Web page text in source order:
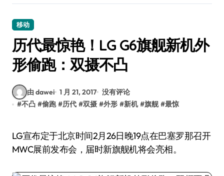
移动
历代最惊艳！LG G6旗舰新机外
形偷跑：双摄不凸
由 dawei 1 月 21, 2017 没有评论
#不凸 #偷跑 #历代 #双摄 #外形 #新机 #旗舰 #最惊
LG宣布定于北京时间2月26日晚19点在巴塞罗那召开
MWC展前发布会，届时新旗舰机将会亮相。